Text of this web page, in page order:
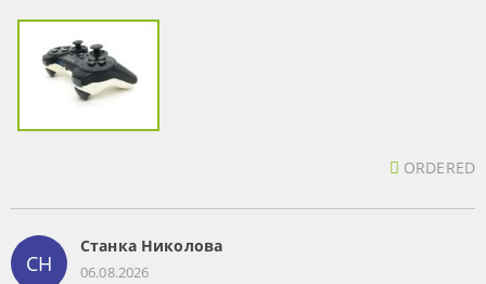
ORDERED
СН
Станка Николова
06.08.2026